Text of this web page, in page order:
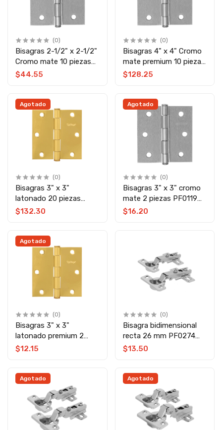
(0)
Bisagras 2-1/2" x 2-1/2"
Cromo mate 10 piezas
PF0115 Top Forge
$44.55
(0)
Bisagras 4" x 4" Cromo
mate premium 10 piezas
PF0118 Top Forge
$128.25
Agotado
(0)
Bisagras 3" x 3"
latonado 20 piezas
PF0123 Top Forge
$132.30
Agotado
(0)
Bisagras 3" x 3" cromo
mate 2 piezas PF0119
Top Forge
$16.20
Agotado
(0)
Bisagras 3" x 3"
latonado premium 2
piezas PF0120 Top
$12.15
(0)
Bisagra bidimensional
recta 26 mm PF0274
Top Forge
$13.50
Agotado Agotado